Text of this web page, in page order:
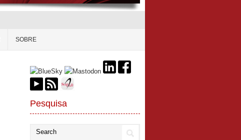
SOBRE
Pesquisa